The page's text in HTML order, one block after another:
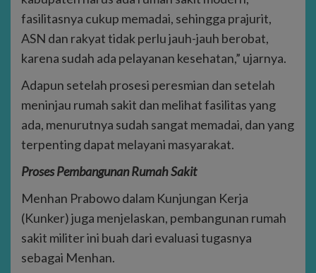
fasilitasnya cukup memadai, sehingga prajurit,
ASN dan rakyat tidak perlu jauh-jauh berobat,
karena sudah ada pelayanan kesehatan,” ujarnya.
Adapun setelah prosesi peresmian dan setelah
meninjau rumah sakit dan melihat fasilitas yang
ada, menurutnya sudah sangat memadai, dan yang
terpenting dapat melayani masyarakat.
Proses Pembangunan Rumah Sakit
Menhan Prabowo dalam Kunjungan Kerja
(Kunker) juga menjelaskan, pembangunan rumah
sakit militer ini buah dari evaluasi tugasnya
sebagai Menhan.